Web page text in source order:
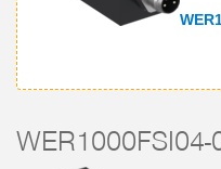
WER1000FSI04-